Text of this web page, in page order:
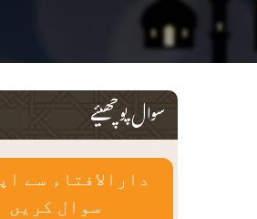
سوال پوچھیئے
دارالافتاء سے
سوال کریں